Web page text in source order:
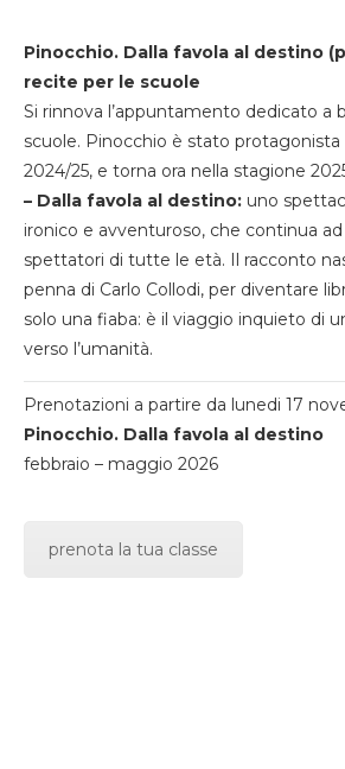
Pinocchio. Dalla favola al destino
recite per le scuole
Si rinnova l’appuntamento dedicato a
scuole. Pinocchio è stato protagonista
2024/25, e torna ora nella stagione
– Dalla favola al destino: uno
ironico e avventuroso, che continua
spettatori di tutte le età. Il racconto
penna di Carlo Collodi, per diventare
solo una fiaba: è il viaggio inquieto di
verso l’umanità.
Prenotazioni a partire da lunedi 17
Pinocchio. Dalla favola al destino
febbraio – maggio 2026
prenota la tua classe